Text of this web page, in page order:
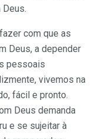
com que as
Deus, a depender
pessoais
vivemos na
fácil e pronto.
Deus demanda
e se sujeitar à